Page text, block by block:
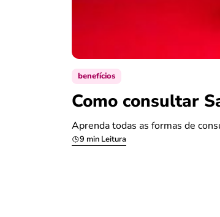
benefícios
Como consultar
Aprenda todas as formas de
9 min Leitura